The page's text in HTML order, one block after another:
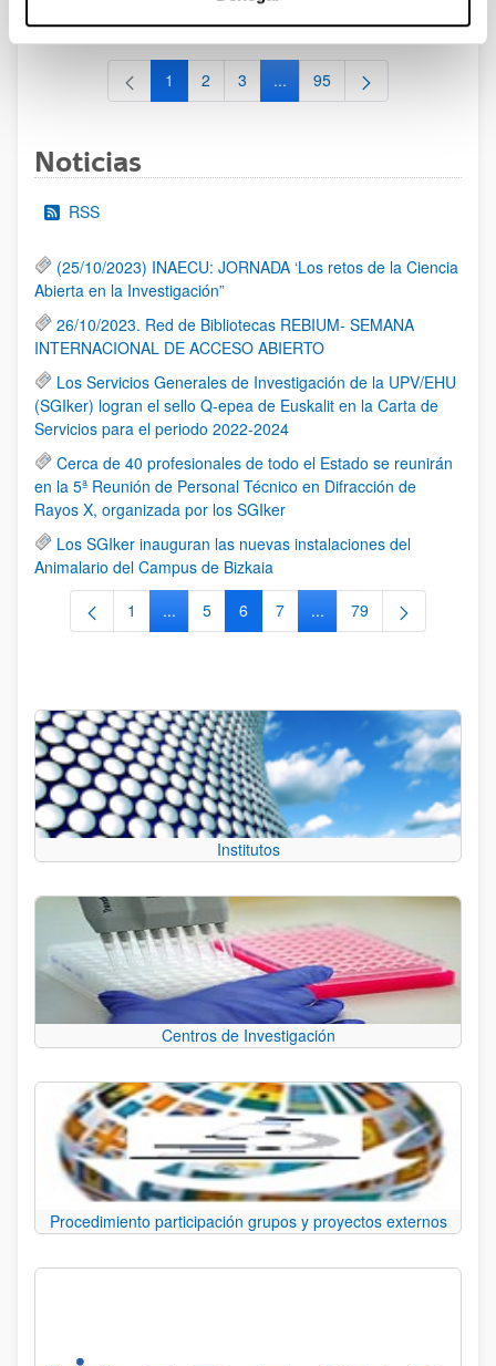
al 30/07/2026 (ambos incluídos)
Página
1 Página
2 Página
3 ...Páginas intermedias Use TAB
Página
95
Noticias
RSS
(25/10/2023) INAECU: JORNADA ‘Los retos de la Ciencia
Abierta en la Investigación”
26/10/2023. Red de Bibliotecas REBIUM- SEMANA
INTERNACIONAL DE ACCESO ABIERTO
Los Servicios Generales de Investigación de la UPV/EHU
(SGIker) logran el sello Q-epea de Euskalit en la Carta de
Servicios para el periodo 2022-2024
Cerca de 40 profesionales de todo el Estado se reunirán
en la 5ª Reunión de Personal Técnico en Difracción de
Rayos X, organizada por los SGIker
Los SGIker inauguran las nuevas instalaciones del
Animalario del Campus de Bizkaia
Página
1 ...Páginas intermedias Use TAB para
Página
5 Página
6 Página
7 ...Páginas intermedias
Página
79
Institutos
Centros de Investigación
Procedimiento participación grupos y proyectos externos